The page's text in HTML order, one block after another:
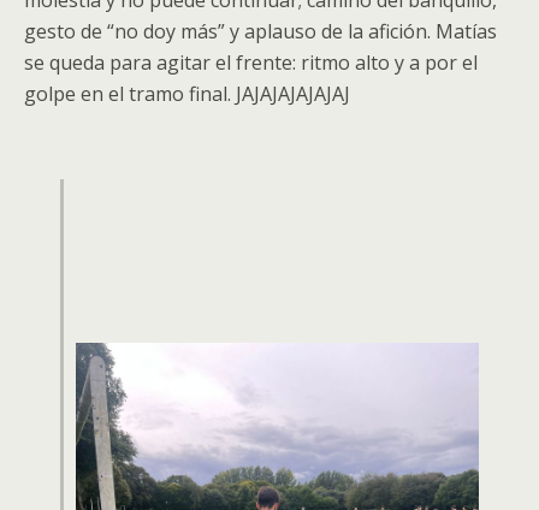
gesto de “no doy más” y aplauso de la afición. Matías
se queda para agitar el frente: ritmo alto y a por el
golpe en el tramo final. JAJAJAJAJAJAJ